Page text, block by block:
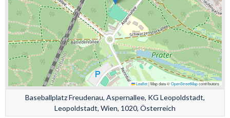
Leaflet|Map data ©OpenStreetMapcontributors
Baseballplatz Freudenau, Aspernallee, KG Leopoldstadt,
Leopoldstadt, Wien, 1020, Österreich